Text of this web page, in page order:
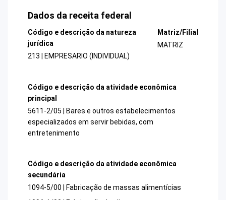
Dados da receita federal
Código e descrição da natureza
jurídica
213 | EMPRESARIO (INDIVIDUAL)
Matriz/Filial
MATRIZ
Código e descrição da atividade econômica
principal
5611-2/05 | Bares e outros estabelecimentos
especializados em servir bebidas, com
entretenimento
Código e descrição da atividade econômica
secundária
1094-5/00 | Fabricação de massas alimentícias